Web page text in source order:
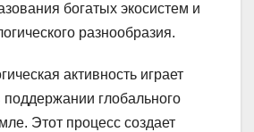
богатых экосистем и
разнообразия.
активность играет
глобального
Этот процесс создает